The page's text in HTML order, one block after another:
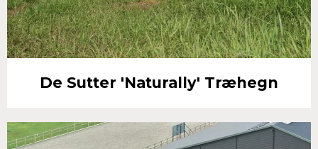
De Sutter 'Naturally' Træhegn